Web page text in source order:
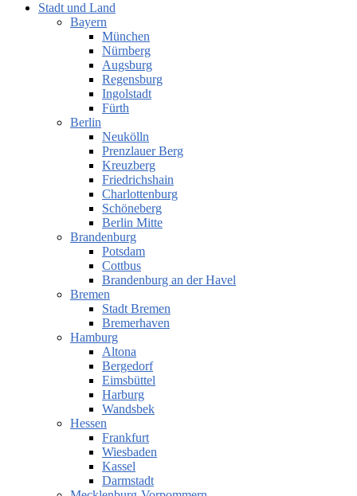
Stadt und Land
Bayern
München
Nürnberg
Augsburg
Regensburg
Ingolstadt
Fürth
Berlin
Neukölln
Prenzlauer Berg
Kreuzberg
Friedrichshain
Charlottenburg
Schöneberg
Berlin Mitte
Brandenburg
Potsdam
Cottbus
Brandenburg an der Havel
Bremen
Stadt Bremen
Bremerhaven
Hamburg
Altona
Bergedorf
Eimsbüttel
Harburg
Wandsbek
Hessen
Frankfurt
Wiesbaden
Kassel
Darmstadt